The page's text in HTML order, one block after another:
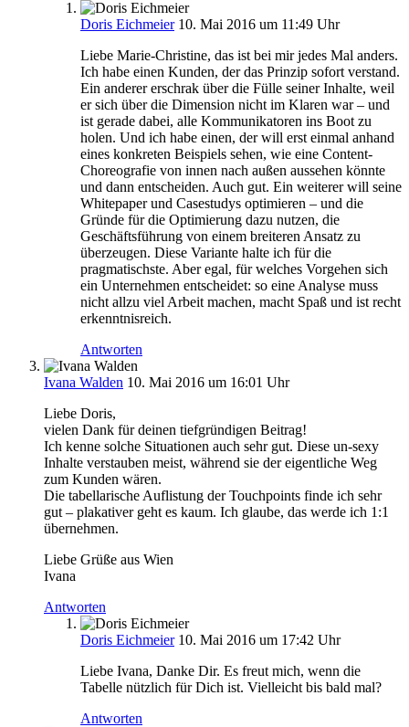
Doris Eichmeier 10. Mai 2016 um 11:49 Uhr
Liebe Marie-Christine, das ist bei mir jedes Mal anders.
Ich habe einen Kunden, der das Prinzip sofort verstand.
Ein anderer erschrak über die Fülle seiner Inhalte, weil
er sich über die Dimension nicht im Klaren war – und
ist gerade dabei, alle Kommunikatoren ins Boot zu
holen. Und ich habe einen, der will erst einmal anhand
eines konkreten Beispiels sehen, wie eine Content-
Choreografie von innen nach außen aussehen könnte
und dann entscheiden. Auch gut. Ein weiterer will seine
Whitepaper und Casestudys optimieren – und die
Gründe für die Optimierung dazu nutzen, die
Geschäftsführung von einem breiteren Ansatz zu
überzeugen. Diese Variante halte ich für die
pragmatischste. Aber egal, für welches Vorgehen sich
ein Unternehmen entscheidet: so eine Analyse muss
nicht allzu viel Arbeit machen, macht Spaß und ist recht
erkenntnisreich.
Antworten
Ivana Walden 10. Mai 2016 um 16:01 Uhr
Liebe Doris,
vielen Dank für deinen tiefgründigen Beitrag!
Ich kenne solche Situationen auch sehr gut. Diese un-sexy
Inhalte verstauben meist, während sie der eigentliche Weg
zum Kunden wären.
Die tabellarische Auflistung der Touchpoints finde ich sehr
gut – plakativer geht es kaum. Ich glaube, das werde ich 1:1
übernehmen.
Liebe Grüße aus Wien
Ivana
Antworten
Doris Eichmeier 10. Mai 2016 um 17:42 Uhr
Liebe Ivana, Danke Dir. Es freut mich, wenn die
Tabelle nützlich für Dich ist. Vielleicht bis bald mal?
Antworten